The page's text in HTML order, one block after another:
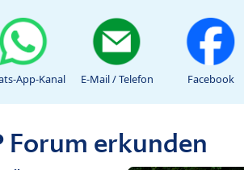
App-Kanal E-Mail / Telefon Facebook
Forum erkunden